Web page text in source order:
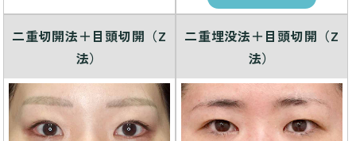
二重切開法＋目頭切開（Z
法）
二重埋没法＋目頭切開（Z
法）